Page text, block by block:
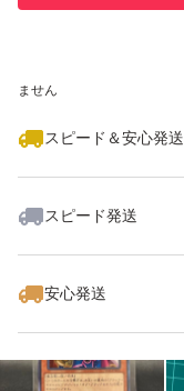
ません
スピード＆安心発送
スピード発送
安心発送